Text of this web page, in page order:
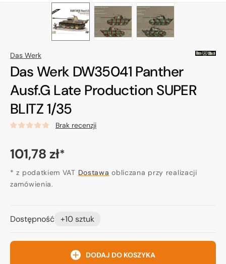
Das Werk
Das Werk DW35041 Panther
Ausf.G Late Production SUPER
BLITZ 1/35
Brak recenzji
Cena
regularna
101,78 zł*
* z podatkiem VAT Dostawa obliczana przy realizacji
zamówienia.
Dostępność +10 sztuk
DODAJ DO KOSZYKA